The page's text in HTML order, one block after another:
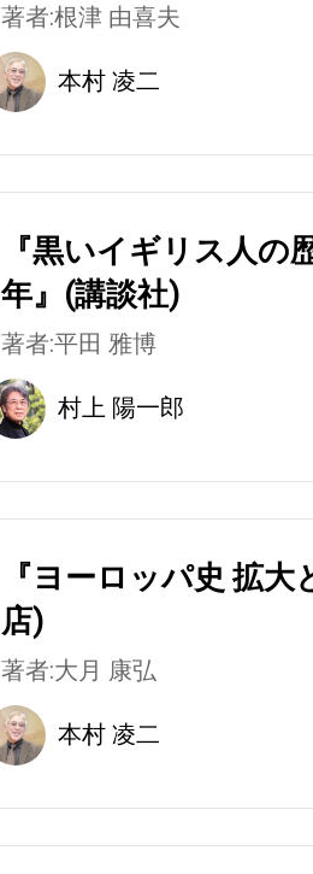
著者:根津 由喜夫
本村 凌二
『黒いイギリス人の
年』(講談社)
著者:平田 雅博
村上 陽一郎
『ヨーロッパ史 拡
店)
著者:大月 康弘
本村 凌二